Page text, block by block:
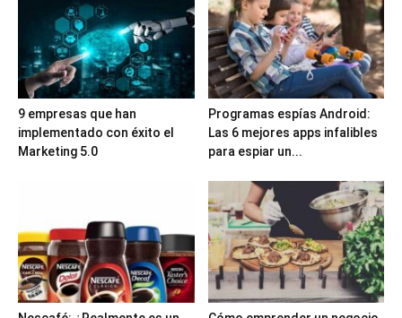
9 empresas que han
implementado con éxito el
Marketing 5.0
Programas espías Android:
Las 6 mejores apps infalibles
para espiar un...